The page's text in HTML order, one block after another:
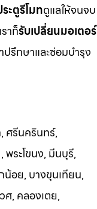
ะตูรีโมทดูแลให้จนจบ
าก็รับเปลี่ยนมอเตอร์
รึกษาและซ่อมบำรุง
ศรีนครินทร์,
ระโขนง, มีนบุรี,
อย, บางขุนเทียน,
, คลองเตย,